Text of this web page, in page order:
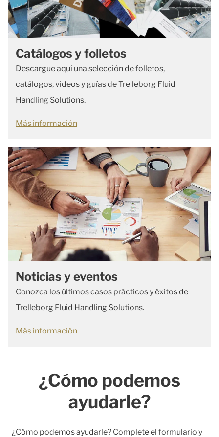
Catálogos y folletos
Descargue aquí una selección de folletos,
catálogos, videos y guías de Trelleborg Fluid
Handling Solutions.
Más información
Noticias y eventos
Conozca los últimos casos prácticos y éxitos de
Trelleborg Fluid Handling Solutions.
Más información
¿Cómo podemos
ayudarle?
¿Cómo podemos ayudarle? Complete el formulario y